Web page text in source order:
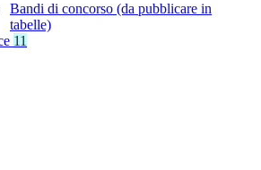
Bandi di concorso (da pubblicare in
tabelle)
11